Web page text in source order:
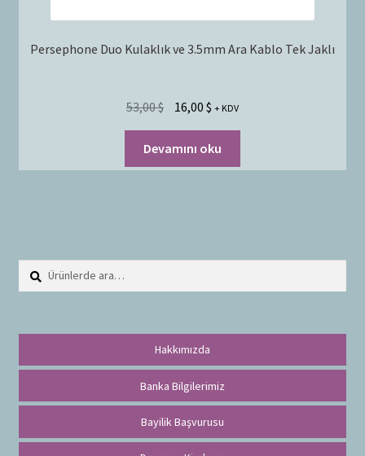
Persephone Duo Kulaklık ve 3.5mm Ara Kablo Tek Jaklı
53,00$ 16,00 $ + KDV
Devamını oku
Ara:
Hakkımızda
Banka Bilgilerimiz
Bayilik Başvurusu